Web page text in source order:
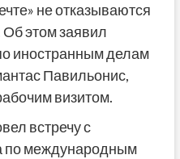
не отказываются
Об этом заявил
иностранным делам
Павильонис,
визитом.
встречу с
по международным